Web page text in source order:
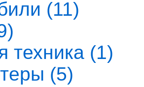
(11)
техника (1)
(5)